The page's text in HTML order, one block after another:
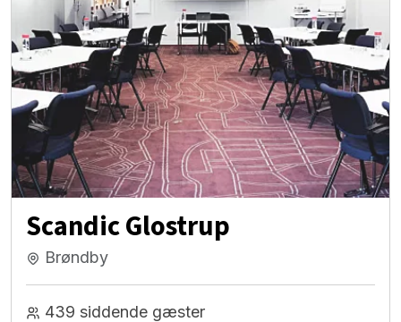
Scandic Glostrup
Brøndby
439 siddende gæster